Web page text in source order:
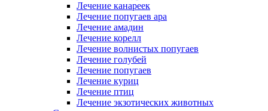
Лечение канареек
Лечение попугаев ара
Лечение амадин
Лечение корелл
Лечение волнистых попугаев
Лечение голубей
Лечение попугаев
Лечение куриц
Лечение птиц
Лечение экзотических животных